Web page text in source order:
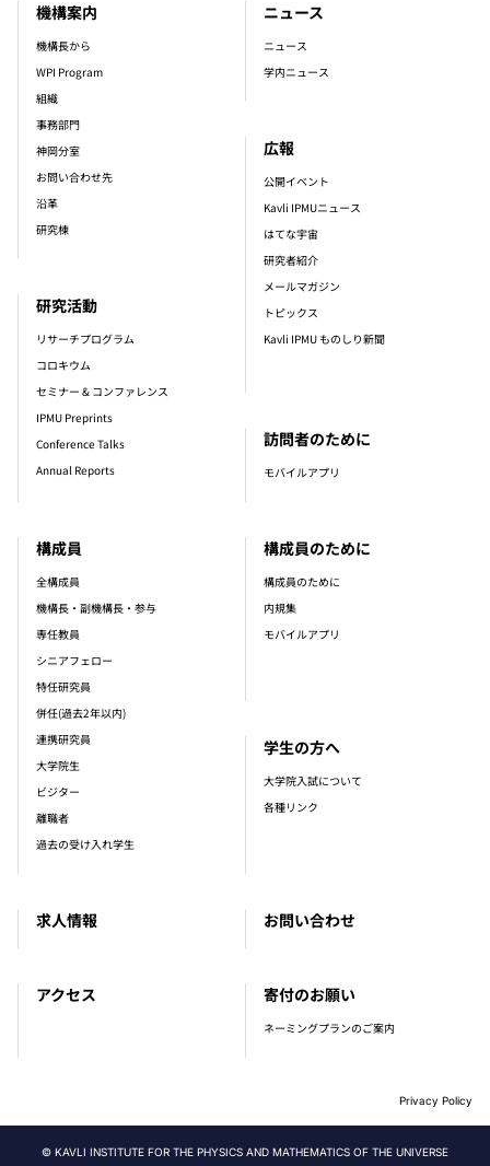
footer_main_menu
機構案内
機構長から
WPI Program
組織
事務部門
神岡分室
お問い合わせ先
沿革
研究棟
構成員
全構成員
機構長・副機構長・参与
専任教員
シニアフェロー
特任研究員
併任(過去2年以内)
連携研究員
大学院生
ビジター
離職者
過去の受け入れ学生
研究活動
リサーチプログラム
コロキウム
セミナー & コンファレンス
IPMU Preprints
Conference Talks
Annual Reports
ニュース
ニュース
学内ニュース
広報
公開イベント
Kavli IPMUニュース
はてな宇宙
研究者紹介
メールマガジン
トピックス
Kavli IPMU ものしり新聞
求人情報
訪問者のために
モバイルアプリ
構成員のために
構成員のために
内規集
モバイルアプリ
学生の方へ
大学院入試について
各種リンク
アクセス
お問い合わせ
寄付のお願い
ネーミングプランのご案内
Privacy Policy
© KAVLI INSTITUTE FOR THE PHYSICS AND MATHEMATICS OF THE UNIVERSE